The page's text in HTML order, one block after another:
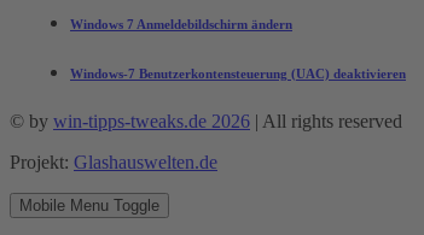
Windows 7 Anmeldebildschirm ändern
Windows-7 Benutzerkontensteuerung (UAC) deaktivieren
© by win-tipps-tweaks.de 2026 | All rights reserved
Projekt: Glashauswelten.de
Mobile Menu Toggle